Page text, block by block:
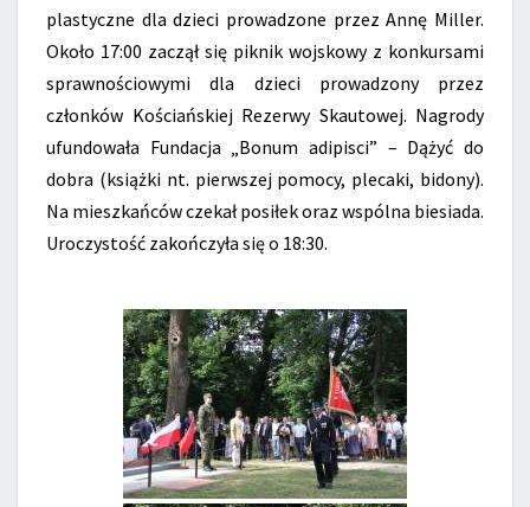
plastyczne dla dzieci prowadzone przez Annę Miller.
Około 17:00 zaczął się piknik wojskowy z konkursami
sprawnościowymi dla dzieci prowadzony przez
członków Kościańskiej Rezerwy Skautowej. Nagrody
ufundowała Fundacja „Bonum adipisci” – Dążyć do
dobra (książki nt. pierwszej pomocy, plecaki, bidony).
Na mieszkańców czekał posiłek oraz wspólna biesiada.
Uroczystość zakończyła się o 18:30.